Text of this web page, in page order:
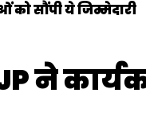
को सौंपी ये जिम्मेदारी